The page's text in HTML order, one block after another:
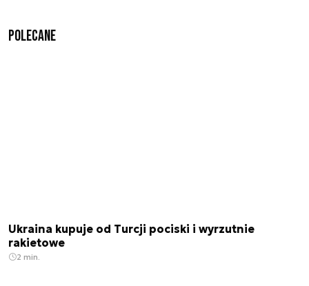
Polecane
Ukraina kupuje od Turcji pociski i wyrzutnie
rakietowe
2 min.